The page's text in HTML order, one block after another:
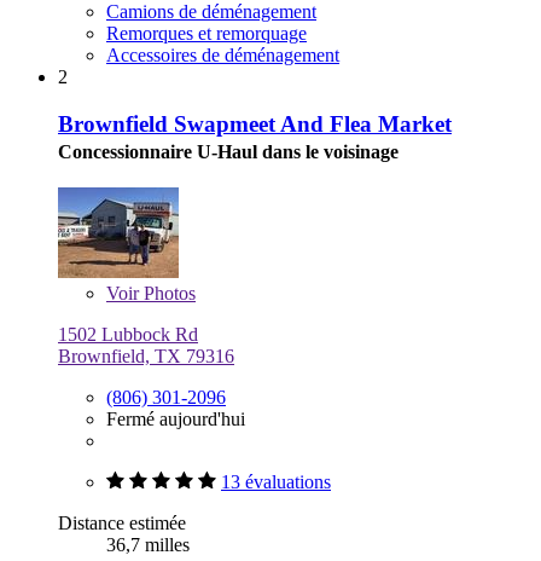
Camions de déménagement
Remorques et remorquage
Accessoires de déménagement
2
Brownfield Swapmeet And Flea Market
Concessionnaire U-Haul dans le voisinage
VoirPhotos
1502 Lubbock Rd
Brownfield, TX 79316
(806) 301-2096
Fermé aujourd'hui
13 évaluations
Distance estimée
36,7 milles